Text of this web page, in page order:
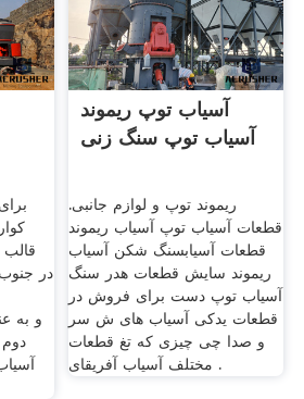
در جنوب
آسیاب توپ ریموند
آسیاب توپ سنگ زنی
ریموند توپ و لوازم جانبی.
قطعات آسیاب توپ آسیاب ریموند
قطعات آسیابسنگ شکن آسیاب
ریموند سایش قطعات هدر سنگ
آسیاب توپ دست برای فروش در
قطعات یدکی آسیاب های ش سر
و صدا چی چیزی که تغ قطعات
مختلف آسیاب آفریقای .